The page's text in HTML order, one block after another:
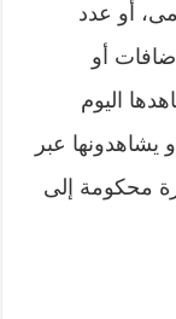
أو عدد
أو
اليوم
يشاهدونها عبر
محكومة إلى